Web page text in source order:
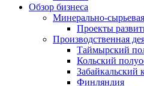
Обзор бизнеса
Минерально-сырьевая
Проекты
Производственная
Таймырский
Кольский
Забайкальский
Финляндия